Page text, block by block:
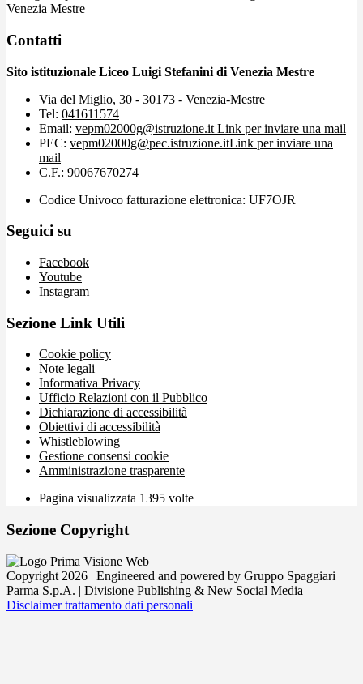
Venezia Mestre
Contatti
Sito istituzionale Liceo Luigi Stefanini di Venezia Mestre
Via del Miglio, 30 - 30173 - Venezia-Mestre
Tel: 041611574
Email: vepm02000g@istruzione.it Link per inviare una mail
PEC: vepm02000g@pec.istruzione.itLink per inviare una
mail
C.F.: 90067670274
Codice Univoco fatturazione elettronica: UF7OJR
Seguici su
Facebook
Youtube
Instagram
Sezione Link Utili
Cookie policy
Note legali
Informativa Privacy
Ufficio Relazioni con il Pubblico
Dichiarazione di accessibilità
Obiettivi di accessibilità
Whistleblowing
Gestione consensi cookie
Amministrazione trasparente
Pagina visualizzata 1395 volte
Sezione Copyright
Copyright 2026 | Engineered and powered by Gruppo Spaggiari
Parma S.p.A. | Divisione Publishing & New Social Media
Disclaimer trattamento dati personali